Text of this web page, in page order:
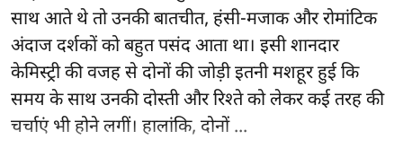
साथ आते थे तो उनकी बातचीत, हंसी-मजाक और रोमांटिक
अंदाज दर्शकों को बहुत पसंद आता था। इसी शानदार
केमिस्ट्री की वजह से दोनों की जोड़ी इतनी मशहूर हुई कि
समय के साथ उनकी दोस्ती और रिश्ते को लेकर कई तरह की
चर्चाएं भी होने लगीं। हालांकि, दोनों ...